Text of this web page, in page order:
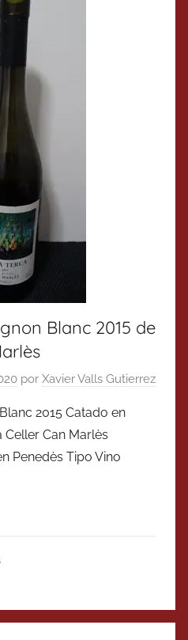
Blanc 2015 de
por Xavier Valls Gutierrez
2015 Catado en
Can Marlès
Penedès Tipo Vino